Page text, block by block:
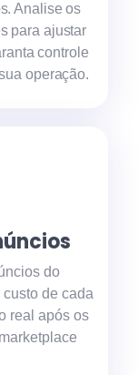
Analise os
para ajustar
controle
operação.
do
de cada
real após os